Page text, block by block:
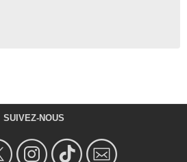
SUIVEZ-NOUS